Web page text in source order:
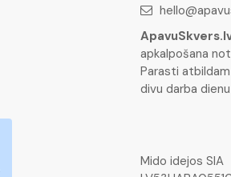
apkalpošana
Parasti
divu darba dienu
Mido idejos SIA